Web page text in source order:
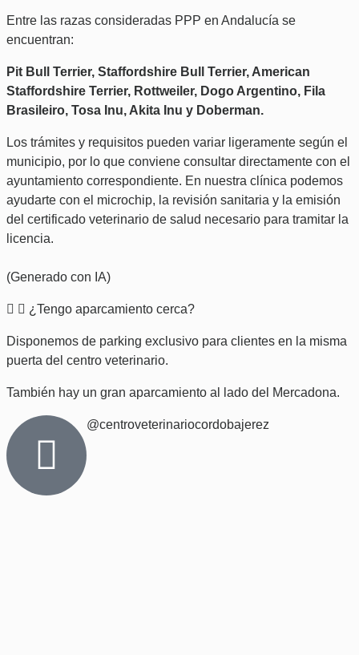
Entre las razas consideradas PPP en Andalucía se
encuentran:
Pit Bull Terrier, Staffordshire Bull Terrier, American
Staffordshire Terrier, Rottweiler, Dogo Argentino, Fila
Brasileiro, Tosa Inu, Akita Inu y Doberman.
Los trámites y requisitos pueden variar ligeramente según el
municipio, por lo que conviene consultar directamente con el
ayuntamiento correspondiente. En nuestra clínica podemos
ayudarte con el microchip, la revisión sanitaria y la emisión
del certificado veterinario de salud necesario para tramitar la
licencia.
(Generado con IA)
¿Tengo aparcamiento cerca?
Disponemos de parking exclusivo para clientes en la misma
puerta del centro veterinario.
También hay un gran aparcamiento al lado del Mercadona.
@centroveterinariocordobajerez